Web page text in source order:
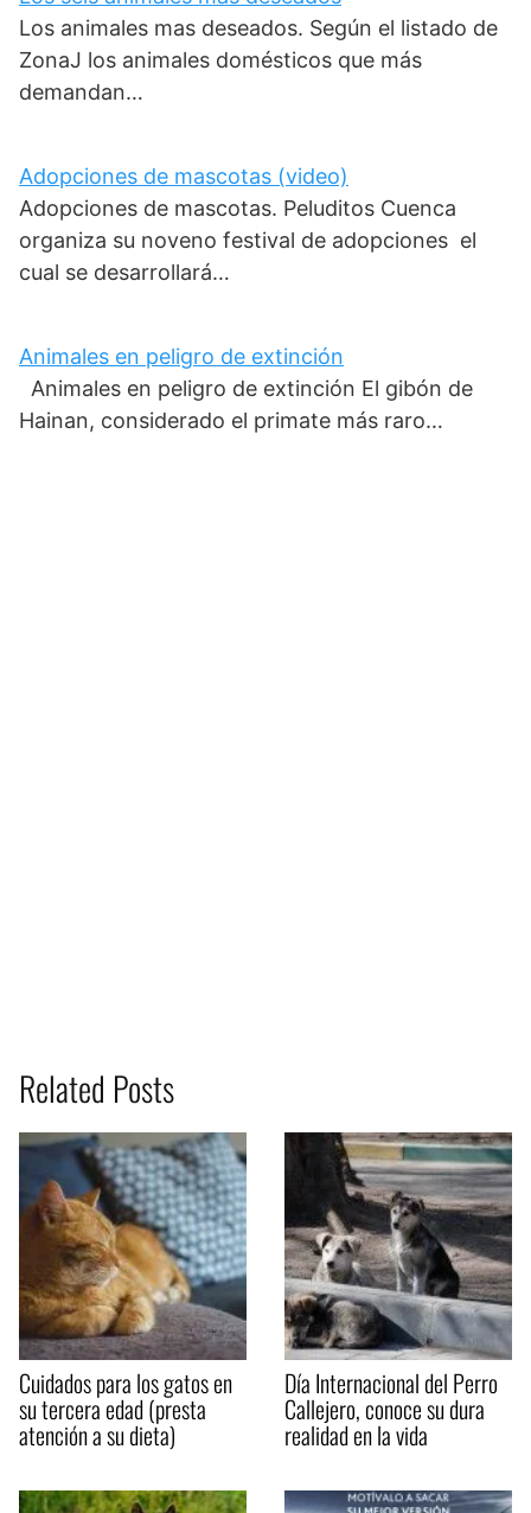
Los animales mas deseados. Según el listado de
ZonaJ los animales domésticos que más
demandan…
Adopciones de mascotas (video)
Adopciones de mascotas. Peluditos Cuenca
organiza su noveno festival de adopciones el
cual se desarrollará…
Animales en peligro de extinción
Animales en peligro de extinción El gibón de
Hainan, considerado el primate más raro…
Related Posts
Cuidados para los gatos en
su tercera edad (presta
atención a su dieta)
Día Internacional del Perro
Callejero, conoce su dura
realidad en la vida